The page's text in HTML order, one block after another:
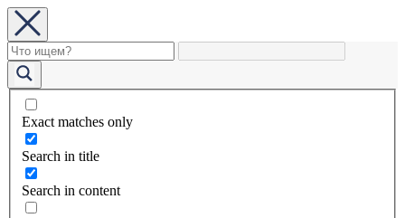
Exact matches only
Search in title
Search in content